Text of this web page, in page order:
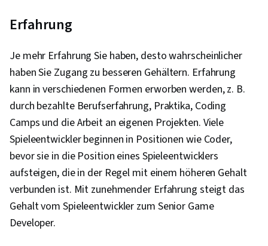
Erfahrung
Je mehr Erfahrung Sie haben, desto wahrscheinlicher
haben Sie Zugang zu besseren Gehältern. Erfahrung
kann in verschiedenen Formen erworben werden, z. B.
durch bezahlte Berufserfahrung, Praktika, Coding
Camps und die Arbeit an eigenen Projekten. Viele
Spieleentwickler beginnen in Positionen wie Coder,
bevor sie in die Position eines Spieleentwicklers
aufsteigen, die in der Regel mit einem höheren Gehalt
verbunden ist. Mit zunehmender Erfahrung steigt das
Gehalt vom Spieleentwickler zum Senior Game
Developer.